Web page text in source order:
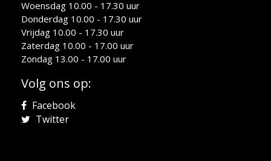
Woensdag 10.00 - 17.30 uur
Donderdag 10.00 - 17.30 uur
Vrijdag 10.00 - 17.30 uur
Zaterdag 10.00 - 17.00 uur
Zondag 13.00 - 17.00 uur
Volg ons op:
Facebook
Twitter